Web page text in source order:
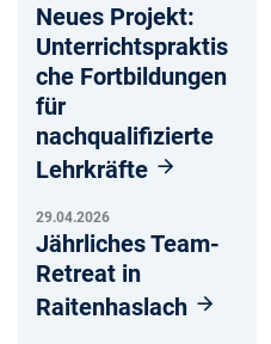
Neues Projekt:
Unterrichtspraktis
che Fortbildungen
für
nachqualifizierte
Lehrkräfte
29.04.2026
Jährliches Team-
Retreat in
Raitenhaslach